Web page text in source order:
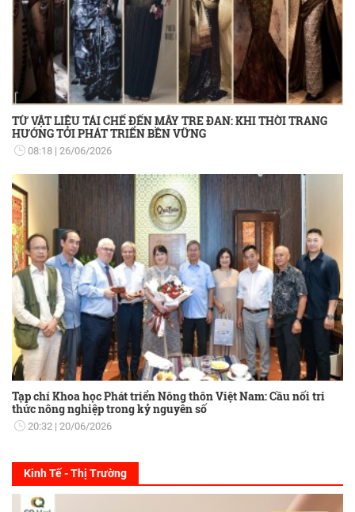
TỪ VẬT LIỆU TÁI CHẾ ĐẾN MÂY TRE ĐAN: KHI THỜI TRANG
HƯỚNG TỚI PHÁT TRIỂN BỀN VỮNG
08:18 26/06/2026
Tạp chí Khoa học Phát triển Nông thôn Việt Nam: Cầu nối tri
thức nông nghiệp trong kỷ nguyên số
20:32 20/06/2026
Kinh Tế - Thị Trường